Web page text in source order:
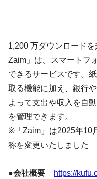
1,200 万ダウンロード
Zaim」は、スマートフ
できるサービスです。
取る機能に加え、銀行
よって支出や収入を自
を管理できます。
※「Zaim」は2025年10
称を変更いたしました
●会社概要 https://